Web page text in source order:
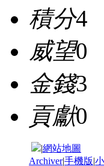
積分4
威望0
金錢3
貢獻0
|網站地圖
Archiver|手機版|